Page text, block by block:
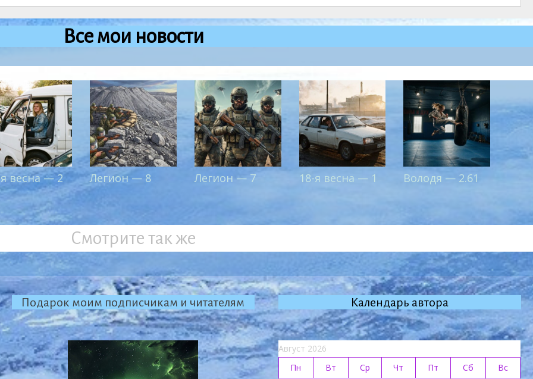
Все мои новости
весна — 2 Легион — 8 Легион — 7 18-я весна — 1 Володя — 2.61
Смотрите так же
Подарок моим подписчикам и читателям Календарь автора
Август 2026
Пн
Вт Ср Чт Пт Сб Вс